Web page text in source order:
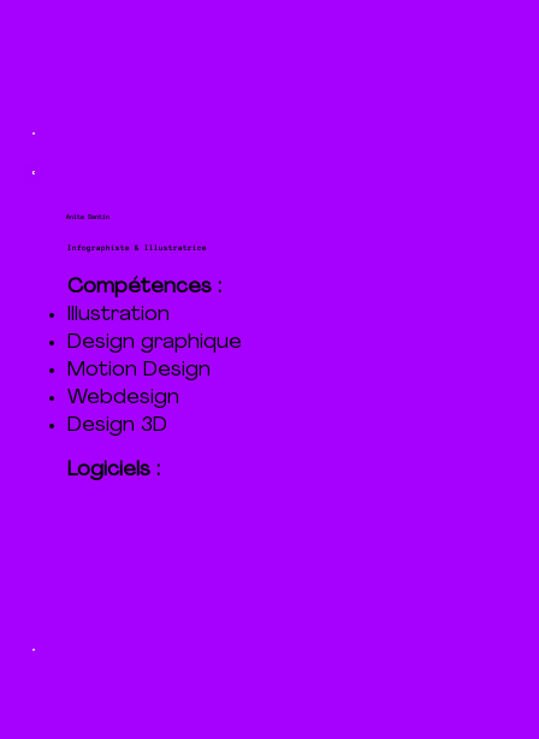
Anita Santin
Infographiste & Illustratrice
Compétences :
Illustration
Design graphique
Motion Design
Webdesign
Design 3D
Logiciels :